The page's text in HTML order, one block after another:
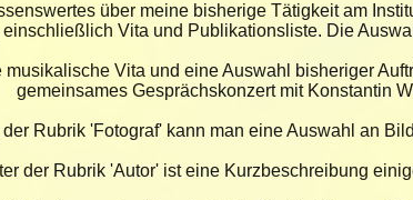
über meine bisherige Tätigkeit am
Vita und Publikationsliste. Die
Vita und eine Auswahl bisheriger
gemeinsames Gesprächskonzert mit Konstantin
der Rubrik 'Fotograf' kann man eine Auswahl an
der Rubrik 'Autor'ist eine Kurzbeschreibung